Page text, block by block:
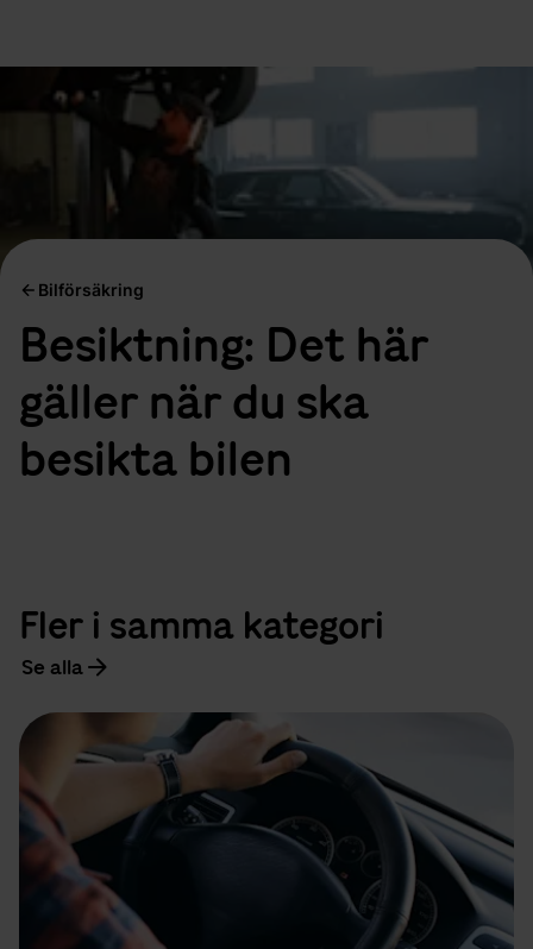
Bilförsäkring
Besiktning: Det här
gäller när du ska
besikta bilen
Fler i samma kategori
Se alla